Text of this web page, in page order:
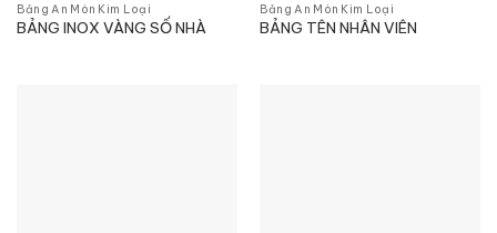
Bảng Ăn Mòn Kim Loại
BẢNG INOX VÀNG SỐ NHÀ
Bảng Ăn Mòn Kim Loại
BẢNG TÊN NHÂN VIÊN